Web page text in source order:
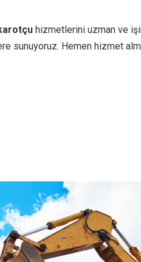
hizmetlerini uzman ve
sunuyoruz. Hemen hizmet